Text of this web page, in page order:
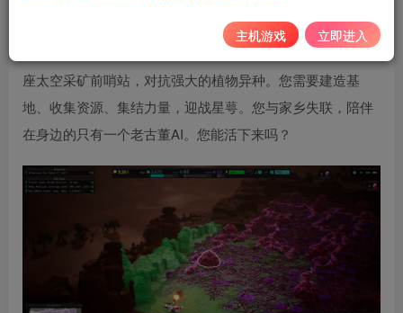
星萼 是一款拥有全新敌人类型的策略游戏，您将负责管理一
座太空采矿前哨站，对抗强大的植物异种。您需要建造基
地、收集资源、集结力量，迎战星萼。您与家乡失联，陪伴
在身边的只有一个老古董AI。您能活下来吗？
主机游戏 立即进入